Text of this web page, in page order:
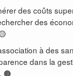
des coûts
des
à des
dans la
🟤